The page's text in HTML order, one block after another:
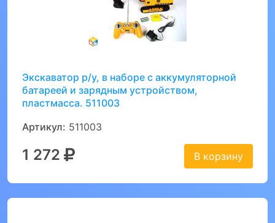
Экскаватор р/у, в наборе с аккумуляторной
батареей и зарядным устройством,
пластмасса. 511003
Артикул: 511003
1 272 В корзину